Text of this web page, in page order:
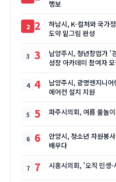
행보
2
하남시, K-컬처와 국가
도약 밑그림 완성
3
남양주시, 청년창업가 '
성장 아카데미 참여자
4
남양주시, 광명엔지니
에어컨 설치 지원
5 파주시의회, 여름 물놀
6
안양시, 청소년 자원봉
배우다
7 시흥시의회, '오직 민생